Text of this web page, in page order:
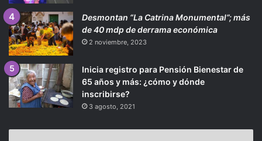
Desmontan “La Catrina Monumental”; más
de 40 mdp de derrama económica
2 noviembre, 2023
Inicia registro para Pensión Bienestar de
65 años y más: ¿cómo y dónde
inscribirse?
3 agosto, 2021